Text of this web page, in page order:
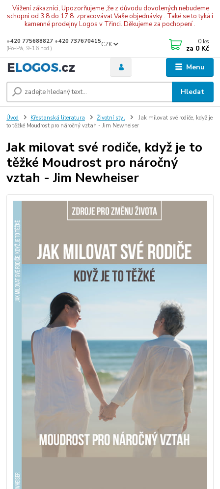
.Vážení zákazníci, Upozorňujeme ,že z důvodu dovolených nebudeme
schopni od 3.8 do 17.8. zpracovávat Vaše objednávky . Také se to tyká i
kamenné prodejny Logos v Třinci. Děkujeme za pochopení .
Menu
CZK
Hledat
+420 775688827 +420 737670415
(Po-Pá, 9-16 hod.)
0 ks
za 0 Kč
Úvod Křesťanská literatura Životní styl
Jak milovat své rodiče, když je
to těžké Moudrost pro náročný vztah - Jim Newheiser
Jak milovat své rodiče, když je to
těžké Moudrost pro náročný
vztah - Jim Newheiser